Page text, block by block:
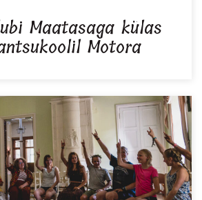
Maatasaga külas
Motora